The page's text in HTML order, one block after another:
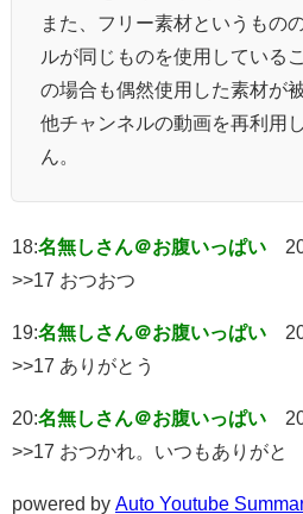
また、フリー素材というもの
ルが同じものを使用している
の場合も偶然使用した素材が
他チャンネルの動画を再利用
ん。
18:名無しさん＠お腹いっぱい
>>17 おつおつ
19:名無しさん＠お腹いっぱい
>>17 ありがとう
20:名無しさん＠お腹いっぱい
>>17 おつかれ。いつもありがと
powered by Auto Youtube